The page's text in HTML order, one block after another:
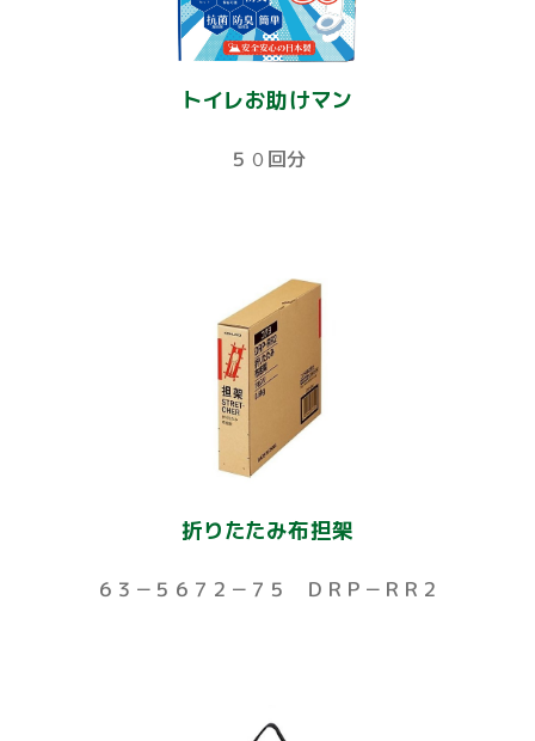
トイレお助けマン
５０回分
折りたたみ布担架
６３－５６７２－７５ ＤＲＰ－ＲＲ２